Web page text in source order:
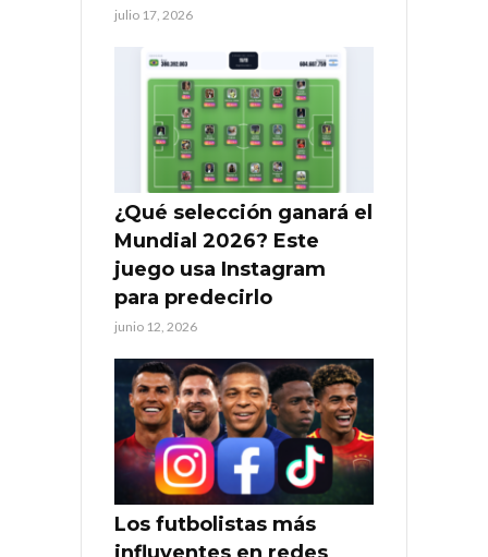
julio 17, 2026
¿Qué selección ganará el
Mundial 2026? Este
juego usa Instagram
para predecirlo
junio 12, 2026
Los futbolistas más